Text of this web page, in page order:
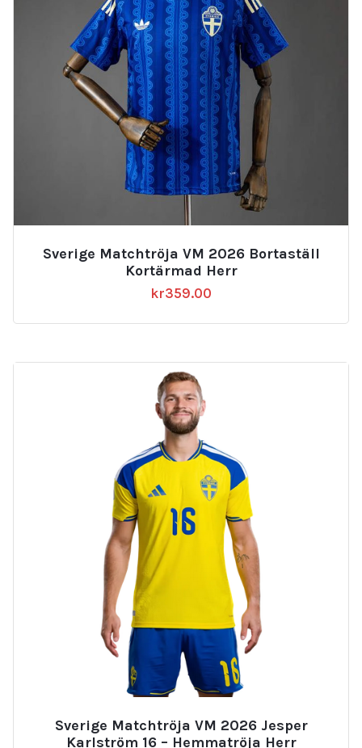
Sverige Matchtröja VM 2026 Bortaställ
Kortärmad Herr
kr359.00
Sverige Matchtröja VM 2026 Jesper
Karlström 16 – Hemmatröja Herr